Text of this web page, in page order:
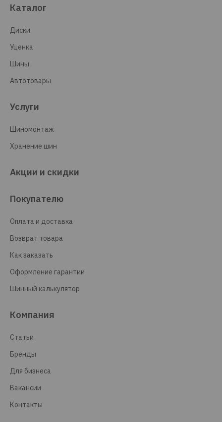
Каталог
Диски
Уценка
Шины
Автотовары
Услуги
Шиномонтаж
Хранение шин
Акции и скидки
Покупателю
Оплата и доставка
Возврат товара
Как заказать
Оформление гарантии
Шинный калькулятор
Компания
Статьи
Бренды
Для бизнеса
Вакансии
Контакты